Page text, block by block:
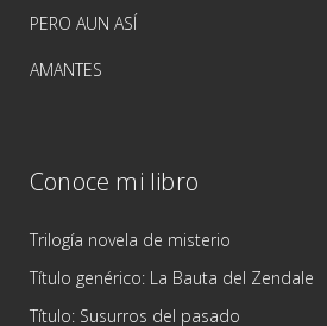
PERO AUN ASÍ
AMANTES
Conoce mi libro
Trilogía novela de misterio
Título genérico: La Bauta del Zendale
Título: Susurros del pasado